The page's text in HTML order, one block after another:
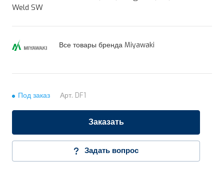
Weld SW
Все товары бренда Miyawaki
Под заказ Арт. DF1
Заказать
Задать вопрос